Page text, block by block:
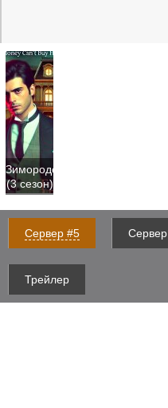
Зимородок
(3 сезон)
Сервер #5 Сервер
Трейлер